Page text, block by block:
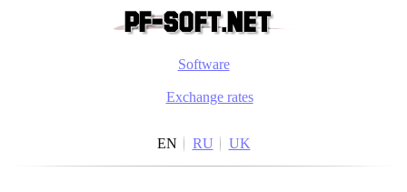
Software
Exchange rates
EN RU UK